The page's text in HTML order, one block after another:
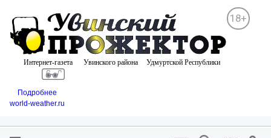
18+
Подробнее
world-weather.ru